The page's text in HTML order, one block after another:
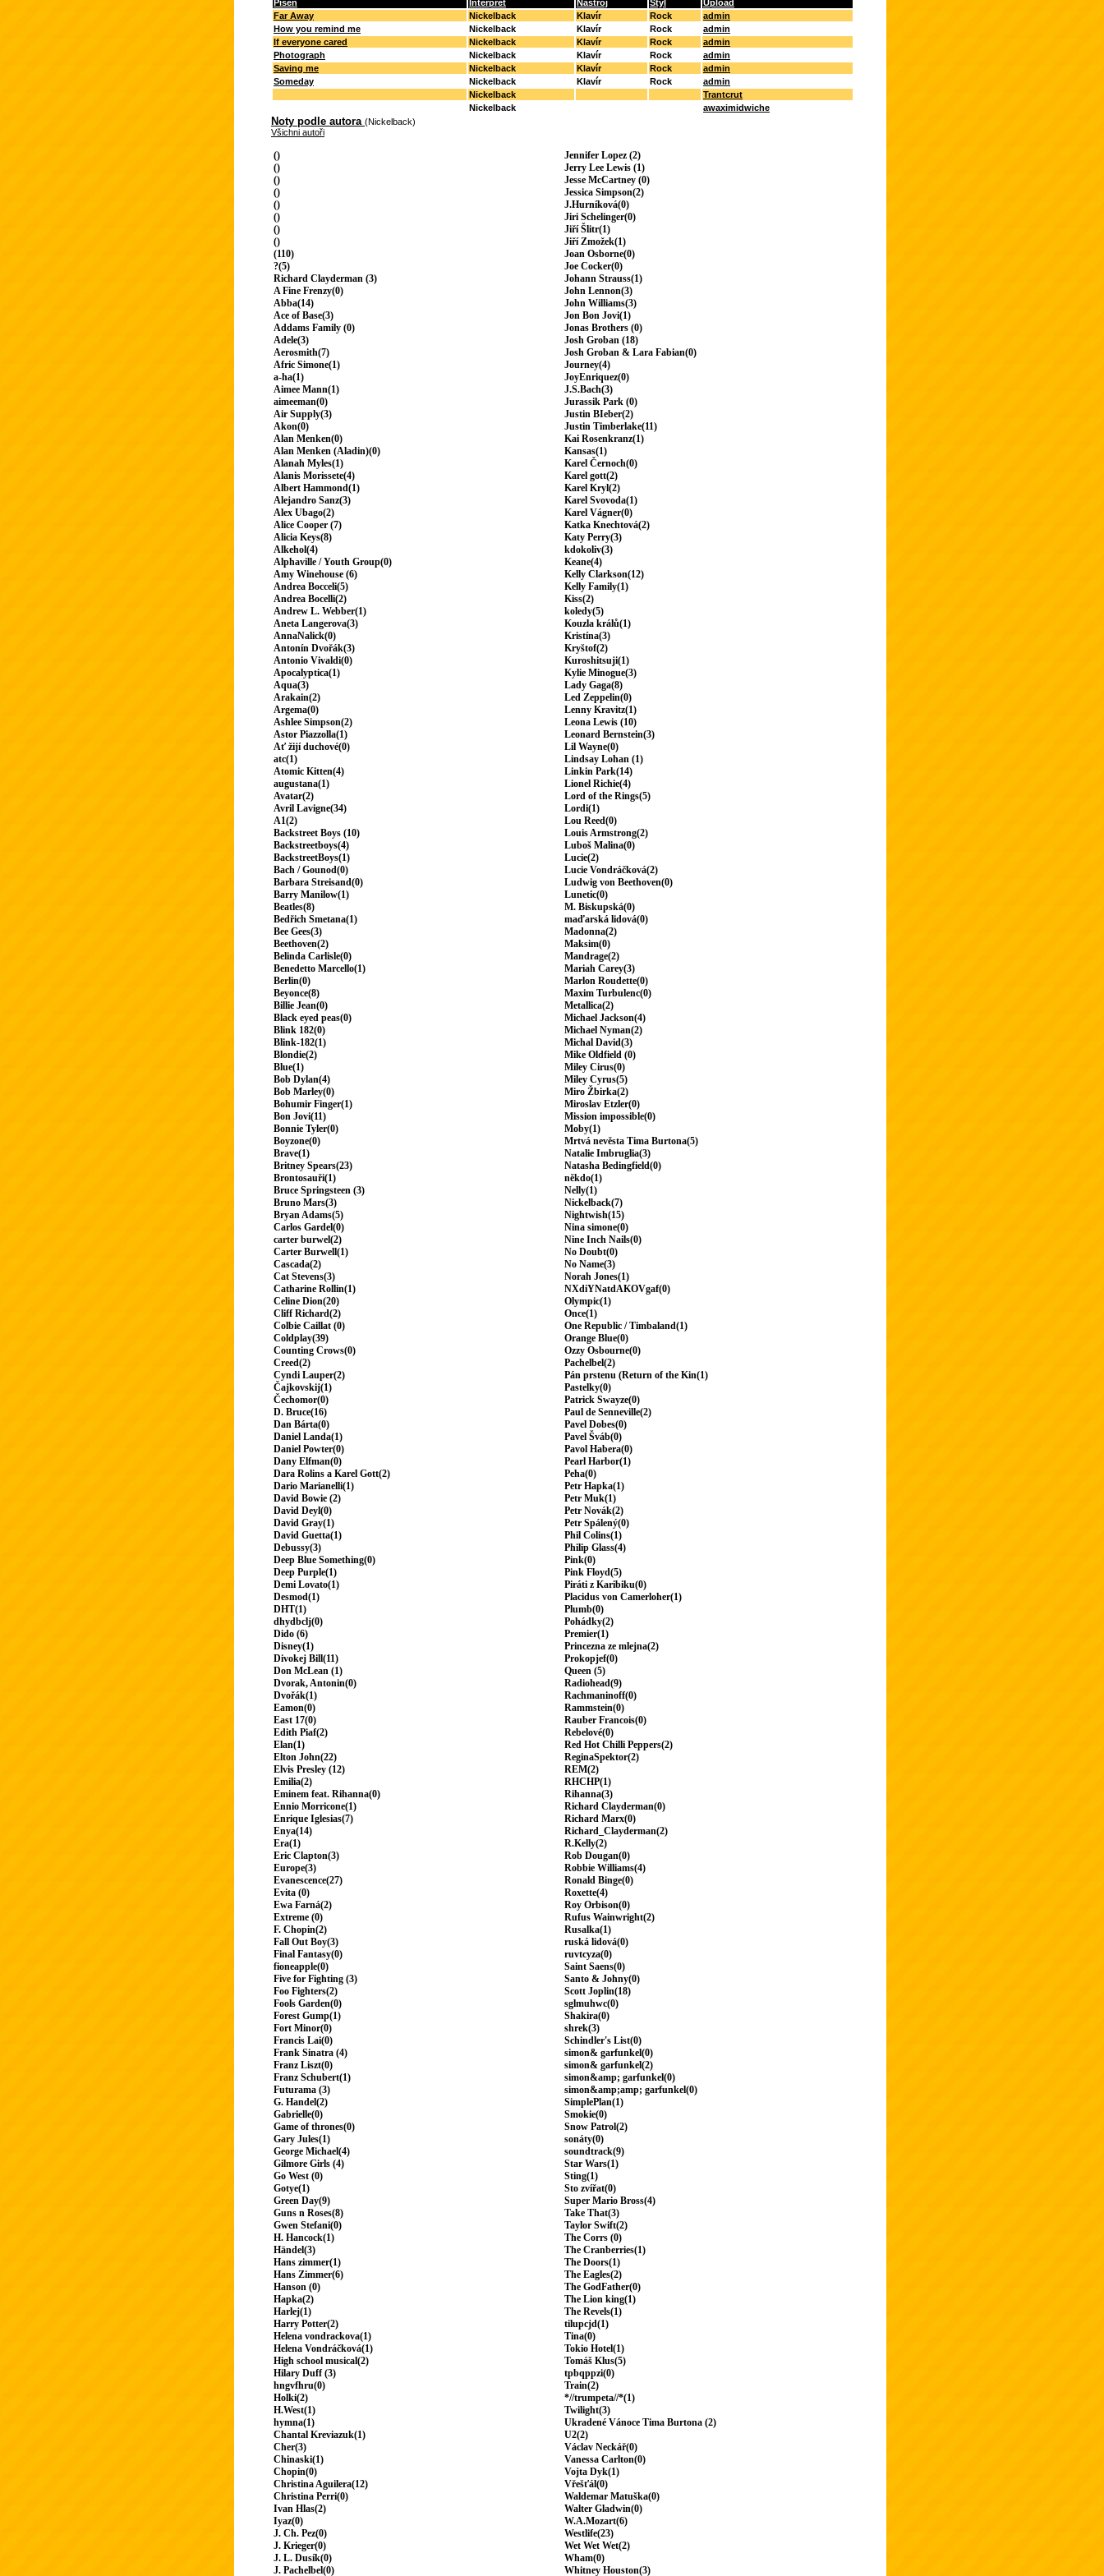
Píseň Interpret Nástroj Styl
Upload
Far Away
Nickelback Klavír Rock
admin
How you remind me
Nickelback Klavír Rock
admin
If everyone cared
Nickelback Klavír Rock
admin
Photograph
Nickelback Klavír Rock
admin
Saving me
Nickelback Klavír Rock
admin
Someday
Nickelback Klavír Rock
admin
Nickelback
Trantcrut
Nickelback
awaximidwiche
Noty podle autora (Nickelback)
Všichni autoři
()
()
()
()
()
()
()
()
(110)
?(5)
Richard Clayderman (3)
A Fine Frenzy(0)
Abba(14)
Ace of Base(3)
Addams Family (0)
Adele(3)
Aerosmith(7)
Afric Simone(1)
a-ha(1)
Aimee Mann(1)
aimeeman(0)
Air Supply(3)
Akon(0)
Alan Menken(0)
Alan Menken (Aladin)(0)
Alanah Myles(1)
Alanis Morissete(4)
Albert Hammond(1)
Alejandro Sanz(3)
Alex Ubago(2)
Alice Cooper (7)
Alicia Keys(8)
Alkehol(4)
Alphaville / Youth Group(0)
Amy Winehouse (6)
Andrea Bocceli(5)
Andrea Bocelli(2)
Andrew L. Webber(1)
Aneta Langerova(3)
AnnaNalick(0)
Antonín Dvořák(3)
Antonio Vivaldi(0)
Apocalyptica(1)
Aqua(3)
Arakain(2)
Argema(0)
Ashlee Simpson(2)
Astor Piazzolla(1)
Ať žijí duchové(0)
atc(1)
Atomic Kitten(4)
augustana(1)
Avatar(2)
Avril Lavigne(34)
A1(2)
Backstreet Boys (10)
Backstreetboys(4)
BackstreetBoys(1)
Bach / Gounod(0)
Barbara Streisand(0)
Barry Manilow(1)
Beatles(8)
Bedřich Smetana(1)
Bee Gees(3)
Beethoven(2)
Belinda Carlisle(0)
Benedetto Marcello(1)
Berlin(0)
Beyonce(8)
Billie Jean(0)
Black eyed peas(0)
Blink 182(0)
Blink-182(1)
Blondie(2)
Blue(1)
Bob Dylan(4)
Bob Marley(0)
Bohumir Finger(1)
Bon Jovi(11)
Bonnie Tyler(0)
Boyzone(0)
Brave(1)
Britney Spears(23)
Brontosauři(1)
Bruce Springsteen (3)
Bruno Mars(3)
Bryan Adams(5)
Carlos Gardel(0)
carter burwel(2)
Carter Burwell(1)
Cascada(2)
Cat Stevens(3)
Catharine Rollin(1)
Celine Dion(20)
Cliff Richard(2)
Colbie Caillat (0)
Coldplay(39)
Counting Crows(0)
Creed(2)
Cyndi Lauper(2)
Čajkovskij(1)
Čechomor(0)
D. Bruce(16)
Dan Bárta(0)
Daniel Landa(1)
Daniel Powter(0)
Dany Elfman(0)
Dara Rolins a Karel Gott(2)
Dario Marianelli(1)
David Bowie (2)
David Deyl(0)
David Gray(1)
David Guetta(1)
Debussy(3)
Deep Blue Something(0)
Deep Purple(1)
Demi Lovato(1)
Desmod(1)
DHT(1)
dhydbclj(0)
Dido (6)
Disney(1)
Divokej Bill(11)
Don McLean (1)
Dvorak, Antonin(0)
Dvořák(1)
Eamon(0)
East 17(0)
Edith Piaf(2)
Elan(1)
Elton John(22)
Elvis Presley (12)
Emilia(2)
Eminem feat. Rihanna(0)
Ennio Morricone(1)
Enrique Iglesias(7)
Enya(14)
Era(1)
Eric Clapton(3)
Europe(3)
Evanescence(27)
Evita (0)
Ewa Farná(2)
Extreme (0)
F. Chopin(2)
Fall Out Boy(3)
Final Fantasy(0)
fioneapple(0)
Five for Fighting (3)
Foo Fighters(2)
Fools Garden(0)
Forest Gump(1)
Fort Minor(0)
Francis Lai(0)
Frank Sinatra (4)
Franz Liszt(0)
Franz Schubert(1)
Futurama (3)
G. Handel(2)
Gabrielle(0)
Game of thrones(0)
Gary Jules(1)
George Michael(4)
Gilmore Girls (4)
Go West (0)
Gotye(1)
Green Day(9)
Guns n Roses(8)
Gwen Stefani(0)
H. Hancock(1)
Händel(3)
Hans zimmer(1)
Hans Zimmer(6)
Hanson (0)
Hapka(2)
Harlej(1)
Harry Potter(2)
Helena vondrackova(1)
Helena Vondráčková(1)
High school musical(2)
Hilary Duff (3)
hngvfhru(0)
Holki(2)
H.West(1)
hymna(1)
Chantal Kreviazuk(1)
Cher(3)
Chinaski(1)
Chopin(0)
Christina Aguilera(12)
Christina Perri(0)
Ivan Hlas(2)
Iyaz(0)
J. Ch. Pez(0)
J. Krieger(0)
J. L. Dusík(0)
J. Pachelbel(0)
Jennifer Lopez (2)
Jerry Lee Lewis (1)
Jesse McCartney (0)
Jessica Simpson(2)
J.Hurníková(0)
Jiri Schelinger(0)
Jiří Šlitr(1)
Jiří Zmožek(1)
Joan Osborne(0)
Joe Cocker(0)
Johann Strauss(1)
John Lennon(3)
John Williams(3)
Jon Bon Jovi(1)
Jonas Brothers (0)
Josh Groban (18)
Josh Groban & Lara Fabian(0)
Journey(4)
JoyEnriquez(0)
J.S.Bach(3)
Jurassik Park (0)
Justin BIeber(2)
Justin Timberlake(11)
Kai Rosenkranz(1)
Kansas(1)
Karel Černoch(0)
Karel gott(2)
Karel Kryl(2)
Karel Svovoda(1)
Karel Vágner(0)
Katka Knechtová(2)
Katy Perry(3)
kdokoliv(3)
Keane(4)
Kelly Clarkson(12)
Kelly Family(1)
Kiss(2)
koledy(5)
Kouzla králů(1)
Kristína(3)
Kryštof(2)
Kuroshitsuji(1)
Kylie Minogue(3)
Lady Gaga(8)
Led Zeppelin(0)
Lenny Kravitz(1)
Leona Lewis (10)
Leonard Bernstein(3)
Lil Wayne(0)
Lindsay Lohan (1)
Linkin Park(14)
Lionel Richie(4)
Lord of the Rings(5)
Lordi(1)
Lou Reed(0)
Louis Armstrong(2)
Luboš Malina(0)
Lucie(2)
Lucie Vondráčková(2)
Ludwig von Beethoven(0)
Lunetic(0)
M. Biskupská(0)
maďarská lidová(0)
Madonna(2)
Maksim(0)
Mandrage(2)
Mariah Carey(3)
Marlon Roudette(0)
Maxim Turbulenc(0)
Metallica(2)
Michael Jackson(4)
Michael Nyman(2)
Michal David(3)
Mike Oldfield (0)
Miley Cirus(0)
Miley Cyrus(5)
Miro Žbirka(2)
Miroslav Etzler(0)
Mission impossible(0)
Moby(1)
Mrtvá nevěsta Tima Burtona(5)
Natalie Imbruglia(3)
Natasha Bedingfield(0)
někdo(1)
Nelly(1)
Nickelback(7)
Nightwish(15)
Nina simone(0)
Nine Inch Nails(0)
No Doubt(0)
No Name(3)
Norah Jones(1)
NXdiYNatdAKOVgaf(0)
Olympic(1)
Once(1)
One Republic / Timbaland(1)
Orange Blue(0)
Ozzy Osbourne(0)
Pachelbel(2)
Pán prstenu (Return of the Kin(1)
Pastelky(0)
Patrick Swayze(0)
Paul de Senneville(2)
Pavel Dobes(0)
Pavel Šváb(0)
Pavol Habera(0)
Pearl Harbor(1)
Peha(0)
Petr Hapka(1)
Petr Muk(1)
Petr Novák(2)
Petr Spálený(0)
Phil Colins(1)
Philip Glass(4)
Pink(0)
Pink Floyd(5)
Piráti z Karibiku(0)
Placidus von Camerloher(1)
Plumb(0)
Pohádky(2)
Premier(1)
Princezna ze mlejna(2)
Prokopjef(0)
Queen (5)
Radiohead(9)
Rachmaninoff(0)
Rammstein(0)
Rauber Francois(0)
Rebelové(0)
Red Hot Chilli Peppers(2)
ReginaSpektor(2)
REM(2)
RHCHP(1)
Rihanna(3)
Richard Clayderman(0)
Richard Marx(0)
Richard_Clayderman(2)
R.Kelly(2)
Rob Dougan(0)
Robbie Williams(4)
Ronald Binge(0)
Roxette(4)
Roy Orbison(0)
Rufus Wainwright(2)
Rusalka(1)
ruská lidová(0)
ruvtcyza(0)
Saint Saens(0)
Santo & Johny(0)
Scott Joplin(18)
sglmuhwc(0)
Shakira(0)
shrek(3)
Schindler's List(0)
simon& garfunkel(0)
simon& garfunkel(2)
simon&amp; garfunkel(0)
simon&amp;amp; garfunkel(0)
SimplePlan(1)
Smokie(0)
Snow Patrol(2)
sonáty(0)
soundtrack(9)
Star Wars(1)
Sting(1)
Sto zvířat(0)
Super Mario Bross(4)
Take That(3)
Taylor Swift(2)
The Corrs (0)
The Cranberries(1)
The Doors(1)
The Eagles(2)
The GodFather(0)
The Lion king(1)
The Revels(1)
tilupcjd(1)
Tina(0)
Tokio Hotel(1)
Tomáš Klus(5)
tpbqppzi(0)
Train(2)
*//trumpeta//*(1)
Twilight(3)
Ukradené Vánoce Tima Burtona (2)
U2(2)
Václav Neckář(0)
Vanessa Carlton(0)
Vojta Dyk(1)
Vřešťál(0)
Waldemar Matuška(0)
Walter Gladwin(0)
W.A.Mozart(6)
Westlife(23)
Wet Wet Wet(2)
Wham(0)
Whitney Houston(3)